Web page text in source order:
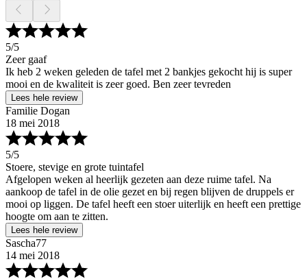
5/5
Zeer gaaf
Ik heb 2 weken geleden de tafel met 2 bankjes gekocht hij is super
mooi en de kwaliteit is zeer goed. Ben zeer tevreden
Lees hele review
Familie Dogan
18 mei 2018
5/5
Stoere, stevige en grote tuintafel
Afgelopen weken al heerlijk gezeten aan deze ruime tafel. Na
aankoop de tafel in de olie gezet en bij regen blijven de druppels er
mooi op liggen. De tafel heeft een stoer uiterlijk en heeft een prettige
hoogte om aan te zitten.
Lees hele review
Sascha77
14 mei 2018